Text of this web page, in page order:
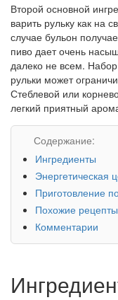
Второй основной
варить рульку как на
случае бульон
пиво дает очень
далеко не всем.
рульки может
Стеблевой или
легкий приятный
Содержание:
Ингредиенты
Энергетическая
Приготовление
Похожие рецепты
Комментарии